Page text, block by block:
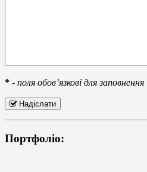
* - поля обов’язкові для заповнення
Надіслати
Портфоліо: